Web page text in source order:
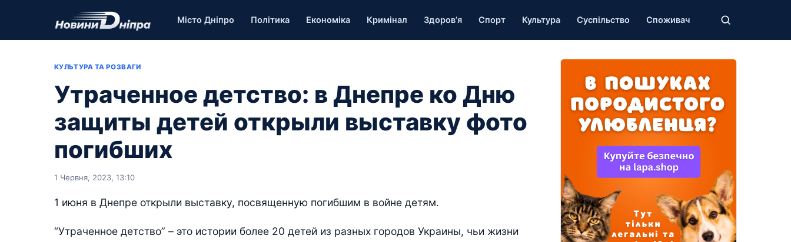
Місто Дніпро Політика Економіка Кримінал Здоров’я Спорт Культура Суспільство Споживач
КУЛЬТУРА ТА РОЗВАГИ
Утраченное детство: в Днепре ко Дню
защиты детей открыли выставку фото
погибших
1 Червня, 2023, 13:10
1 июня в Днепре открыли выставку, посвященную погибшим в войне детям.
“Утраченное детство” – это истории более 20 детей из разных городов Украины, чьи жизни